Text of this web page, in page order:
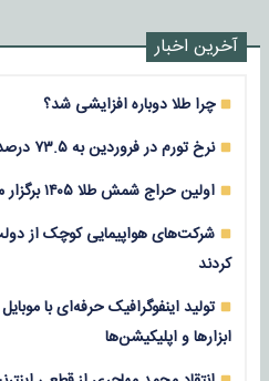
آخرین اخبار
چرا طلا دوباره افزایشی شد؟
نرخ تورم در فروردین به ۷۳.۵ درصد رسید
اولین حراج شمش طلا ۱۴۰۵ برگزار می‌شود
شرکت‌های هواپیمایی کوچک از
کردند
تولید اینفوگرافیک حرفه‌ای با
ابزارها و اپلیکیشن‌ها